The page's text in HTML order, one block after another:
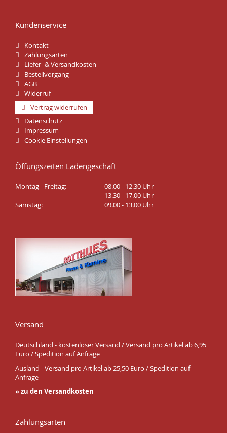
Kundenservice
Kontakt
Zahlungsarten
Liefer- & Versandkosten
Bestellvorgang
AGB
Widerruf
Vertrag widerrufen
Datenschutz
Impressum
Cookie Einstellungen
Öffungszeiten Ladengeschäft
Montag - Freitag:
08.00 - 12.30 Uhr
13.30 - 17.00 Uhr
Samstag:
09.00 - 13.00 Uhr
Versand
Deutschland - kostenloser Versand / Versand pro Artikel ab 6,95
Euro / Spedition auf Anfrage
Ausland - Versand pro Artikel ab 25,50 Euro / Spedition auf
Anfrage
» zu den Versandkosten
Zahlungsarten